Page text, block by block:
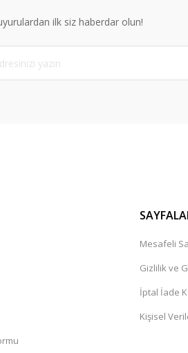
hatalar bulunuyor.
diğer sitelerden daha pahalı.
farklı alternatifler olmalı.
ilk siz haberdar olun!
Mesafeli
Gizlilik ve
İptal İade
Kişisel